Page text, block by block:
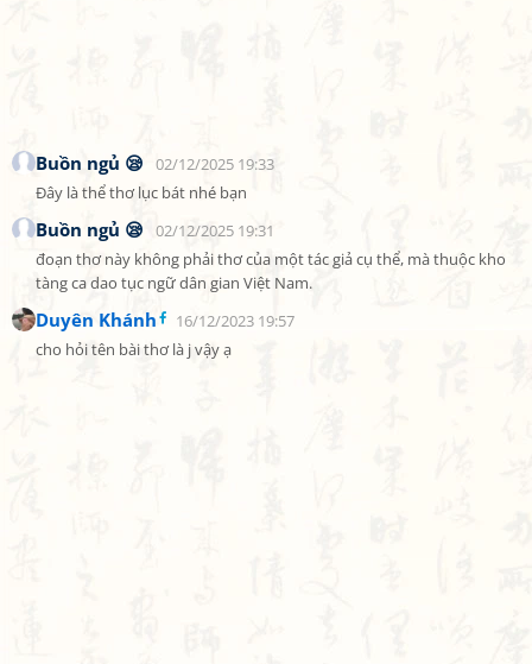
Buồn ngủ 😪
02/12/2025 19:33
Đây là thể thơ lục bát nhé bạn
Buồn ngủ 😪
02/12/2025 19:31
đoạn thơ này không phải thơ của một tác giả cụ thể, mà thuộc kho
tàng ca dao tục ngữ dân gian Việt Nam.
Duyên Khánh
16/12/2023 19:57
cho hỏi tên bài thơ là j vậy ạ